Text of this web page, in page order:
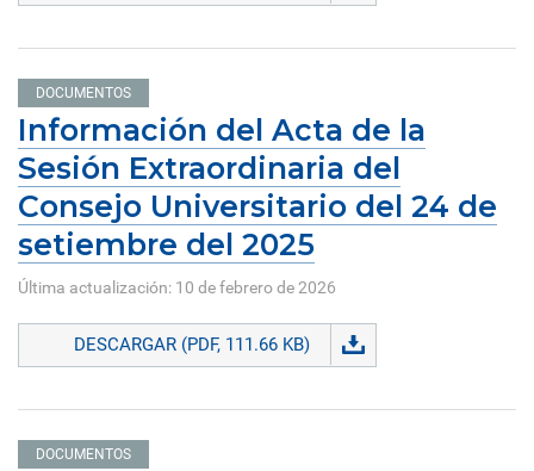
DOCUMENTOS
Información del Acta de la
Sesión Extraordinaria del
Consejo Universitario del 24 de
setiembre del 2025
Última actualización: 10 de febrero de 2026
DESCARGAR (PDF, 111.66 KB)
DOCUMENTOS